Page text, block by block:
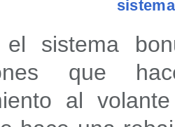
el sistema
que
al